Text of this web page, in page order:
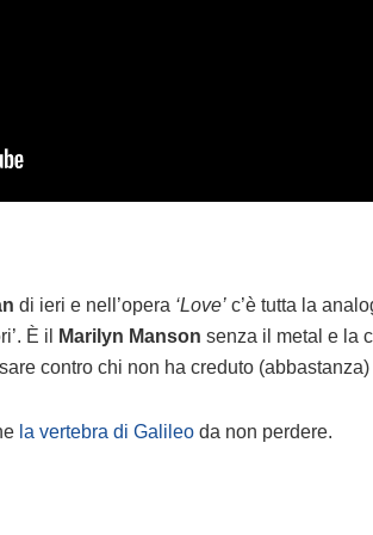
di ieri e nell’opera ‘Love’ c’è tutta la
È il
Marilyn Manson senza il metal e la
contro chi non ha creduto (abbastanza)
la vertebra di Galileo da non perdere.